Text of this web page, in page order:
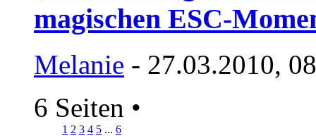
magischen ESC-
Melanie - 27.03.2010,
6 Seiten •
1 2 3 4 5 ... 6